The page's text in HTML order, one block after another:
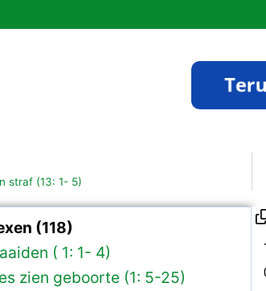
straf (13: 1- 5)
(118)
( 1: 1- 4)
zien geboorte (1: 5-25)